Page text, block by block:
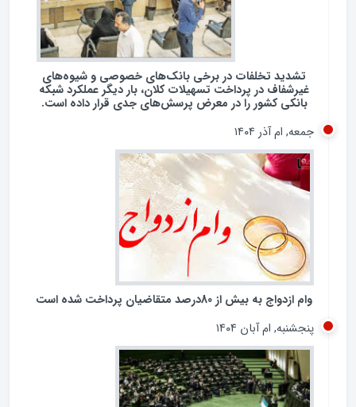
تشدید تخلفات در برخی بانک‌های خصوصی و شیوه‌های
غیرشفاف در پرداخت تسهیلات کلان، بار دیگر عملکرد شبکه
بانکی کشور را در معرض پرسش‌های جدی قرار داده است.
جمعه, ام آذر ۱۴۰۴
وام ازدواج به بیش از 80درصد متقاضیان پرداخت شده است
پنجشنبه, ام آبان ۱۴۰۴